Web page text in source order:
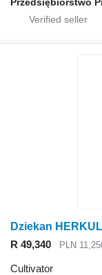
Dziekan
R 49,340
PLN
Cultivator